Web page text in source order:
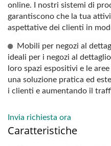
online. I nostri sistemi di
garantiscono che la tua
aspettative dei clienti in
Mobili per negozi al
ideali per i negozi al
loro spazi espositivi e le
una soluzione pratica ed
i clienti e aumentando il
Invia richiesta ora
Caratteristiche